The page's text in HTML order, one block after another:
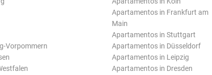
Vorpommern
Apartamentos in Frankfurt am
Main
Apartamentos in Stuttgart
Apartamentos in Düsseldorf
Apartamentos in Leipzig
Apartamentos in Dresden